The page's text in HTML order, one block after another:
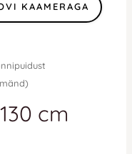
KAAMERAGA
cm